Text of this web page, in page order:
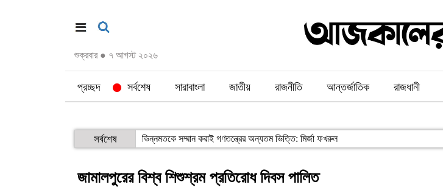
শুক্রবার ● ৭ আগস্ট ২০২৬
প্রচ্ছদ সর্বশেষ সারাবাংলা জাতীয় রাজনীতি আন্তর্জাতিক রাজধানী
সর্বশেষ ভিন্নমতকে সম্মান করাই গণতন্ত্রের অন্যতম ভিত্তি: মির্জা ফখরুল
জামালপুরের বিশ্ব শিশুশ্রম প্রতিরোধ দিবস পালিত